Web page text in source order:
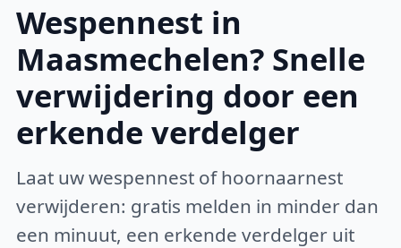
Wespennest in
Maasmechelen? Snelle
verwijdering door een
erkende verdelger
Laat uw wespennest of hoornaarnest
verwijderen: gratis melden in minder dan
een minuut, een erkende verdelger uit